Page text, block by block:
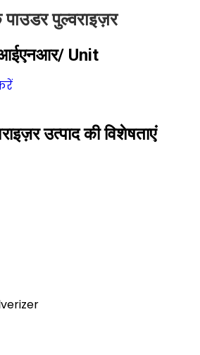
पाउडर पुल्वराइज़र
/ Unit
उत्पाद की विशेषताएं